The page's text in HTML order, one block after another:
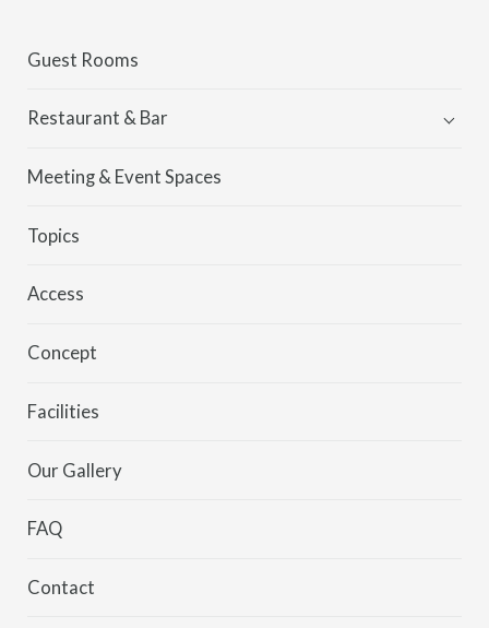
Guest Rooms
Restaurant & Bar
Kei
MORETHAN
Meeting & Event Spaces
Topics
Access
Concept
Facilities
Our Gallery
FAQ
Contact